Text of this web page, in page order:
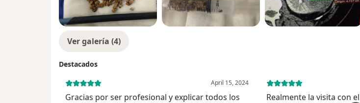
Ver galería (4)
Destacados
April 15, 2024
Gracias por ser profesional y explicar todos los
Realmente la visita con